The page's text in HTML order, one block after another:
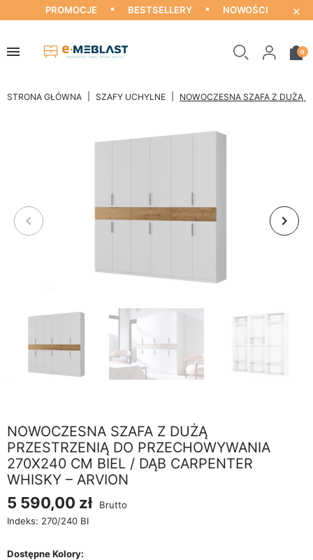
PROMOCJE BESTSELLERY NOWOŚCI ×
0
STRONA GŁÓWNA SZAFY UCHYLNE NOWOCZESNA SZAFA Z DUŻĄ
Poprzedni
keyboard_arrow_left keyboard_arrow_right
NOWOCZESNA SZAFA Z DUŻĄ
PRZESTRZENIĄ DO PRZECHOWYWANIA
270X240 CM BIEL / DĄB CARPENTER
WHISKY – ARVION
5 590,00 zł
Brutto
Indeks: 270/240 BI
Dostępne Kolory: